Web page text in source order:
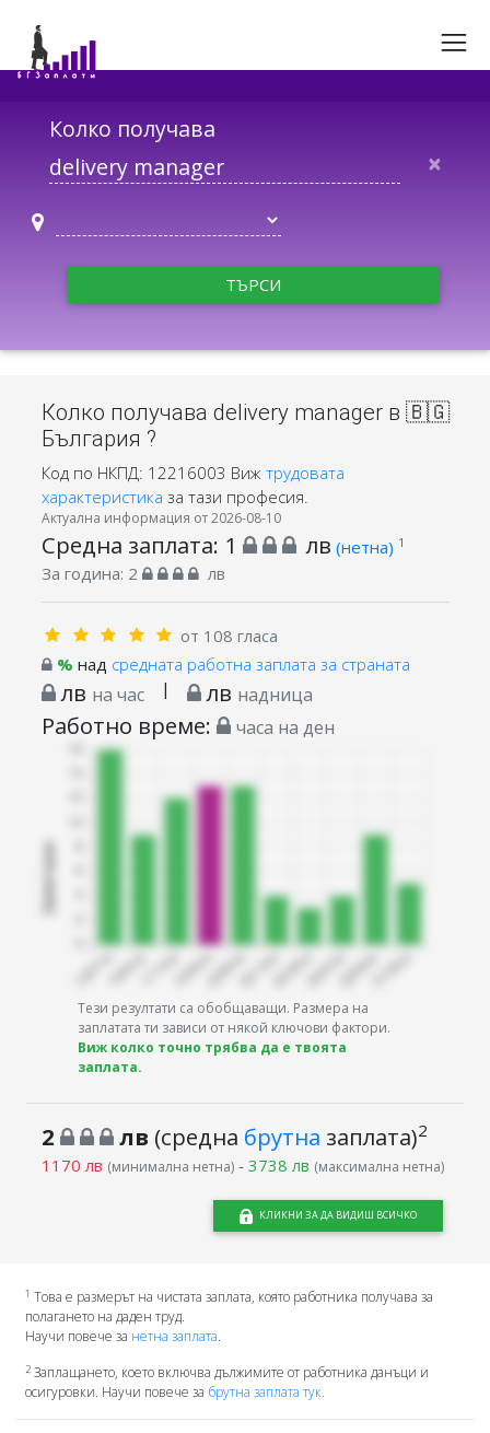
Колко получава
×
ТЪРСИ
Колко получава delivery manager в 🇧🇬
България ?
Код по НКПД: 12216003 Виж трудовата
характеристика за тази професия.
Актуална информация от 2026-08-10
Средна заплата: 1 лв (нетна) 1
За година: 2 лв
от 108 гласа
% над средната работна заплата за страната
лв на час | лв надница
Работно време: часа на ден
Тези резултати са обобщаващи. Размера на
заплатата ти зависи от някой ключови фактори.
Виж колко точно трябва да е твоята
заплата.
2 лв (средна брутна заплата)2
1170 лв (минимална нетна)- 3738 лв (максимална нетна)
КЛИКНИ ЗА ДА ВИДИШ ВСИЧКО
1 Това е размерът на чистата заплата, която работника получава за
полагането на даден труд.
Научи повече за нетна заплата.
2Заплащането, което включва дължимите от работника данъци и
осигуровки. Научи повече за брутна заплата тук.